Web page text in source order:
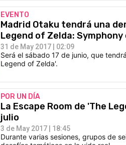
EVENTO
Madrid Otaku tendrá una
Legend of Zelda:
31 de May 2017 | 02:09
Será el sábado 17 de junio, que
Legend of Zelda'.
POR UN DÍA
La Escape Room de 'The
julio
3 de May 2017 | 18:45
Durante varias sesiones, grupos de